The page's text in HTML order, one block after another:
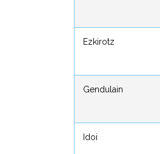
Ezkirotz
Gendulain
Idoi
Ezkirotz
Gendulain
Idoi